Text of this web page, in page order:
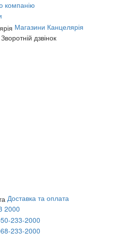
компанію
Магазини Канцелярія
Зворотній дзвінок
Доставка та оплата
2000
233-2000
233-2000